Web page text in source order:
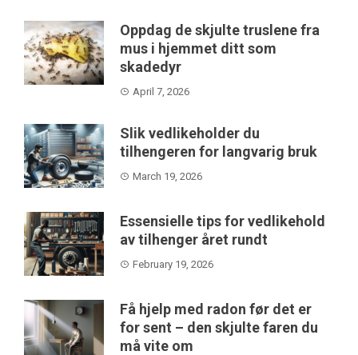
Oppdag de skjulte truslene fra
mus i hjemmet ditt som
skadedyr
April 7, 2026
Slik vedlikeholder du
tilhengeren for langvarig bruk
March 19, 2026
Essensielle tips for vedlikehold
av tilhenger året rundt
February 19, 2026
Få hjelp med radon før det er
for sent – den skjulte faren du
må vite om